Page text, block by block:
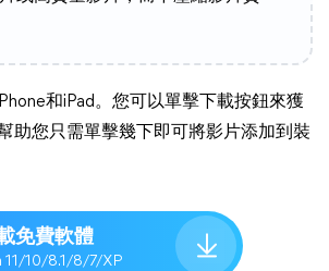
和iPad。您可以單擊下載按鈕來獲
助您只需單擊幾下即可將影片添加到裝
載免費軟體
11/10/8.1/8/7/XP